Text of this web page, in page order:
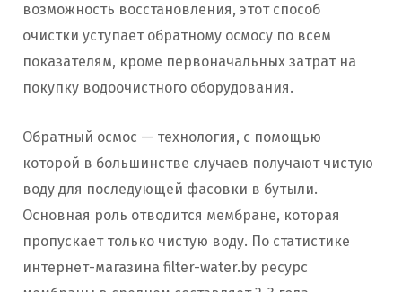
возможность восстановления, этот способ
очистки уступает обратному осмосу по всем
показателям, кроме первоначальных затрат на
покупку водоочистного оборудования.
Обратный осмос — технология, с помощью
которой в большинстве случаев получают чистую
воду для последующей фасовки в бутыли.
Основная роль отводится мембране, которая
пропускает только чистую воду. По статистике
интернет-магазина filter-water.by ресурс